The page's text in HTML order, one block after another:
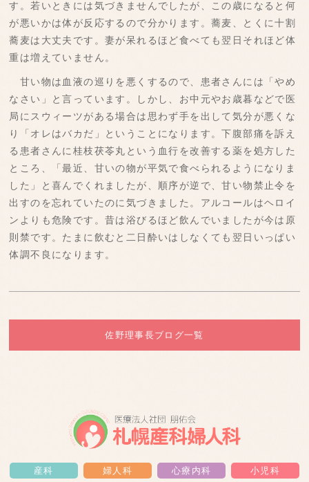
す。若いときには気づきませんでしたが、この歳になると何
が悪いかは体が反応するので分かります。蕎麦、とくに十割
蕎麦は大丈夫です。妻が呆れるほど食べても翌日それほど体
重は増えていません。
甘い物は血液の巡りを悪くするので、患者さんには「やめ
なさい」と言っています。しかし、お中元やお歳暮などで医
局にスウィーツがある場合は思わず手を出して気分が悪くな
り「オレはバカだ」ということになります。下腹部痛を訴え
る患者さんに桂枝茯苓丸という血行を改善する薬を処方した
ところ、「最近、甘いの物が平気で食べられるようになりま
した」と喜んでくれましたが、順序が逆で、甘い物禁止令を
出すのを忘れていたのに気づきました。アルコールはヘロイ
ンよりも危険です。昔は浴びるほど飲んでいましたが今は原
則禁です。たまに飲むと二日酔いはしなくても翌日いっぱい
体調不良になります。
佐野理事長ブログ一覧
産科 婦人科 心療内科 小児科